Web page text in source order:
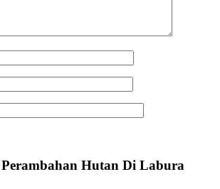
Hutan Di Labura